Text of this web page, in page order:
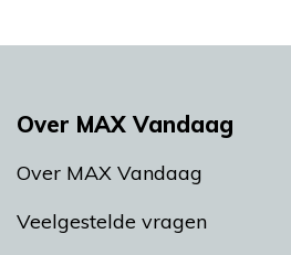
Over MAX Vandaag
Over MAX Vandaag
Veelgestelde vragen